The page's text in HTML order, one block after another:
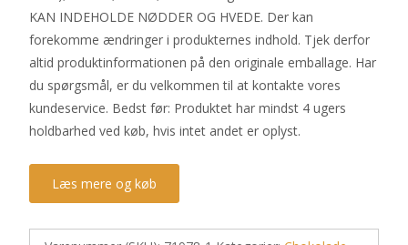
KAN INDEHOLDE NØDDER OG HVEDE. Der kan
forekomme ændringer i produkternes indhold. Tjek derfor
altid produktinformationen på den originale emballage. Har
du spørgsmål, er du velkommen til at kontakte vores
kundeservice. Bedst før: Produktet har mindst 4 ugers
holdbarhed ved køb, hvis intet andet er oplyst.
Læs mere og køb